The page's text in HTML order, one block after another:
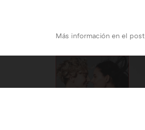
Más información en el post